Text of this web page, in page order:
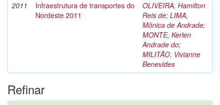
2011
Infraestrutura de transportes do
Nordeste 2011
OLIVEIRA, Hamilton
Reis de; LIMA,
Mônica de Andrade;
MONTE, Kerlen
Andrade do;
MILITÃO, Vivianne
Benevides
Refinar